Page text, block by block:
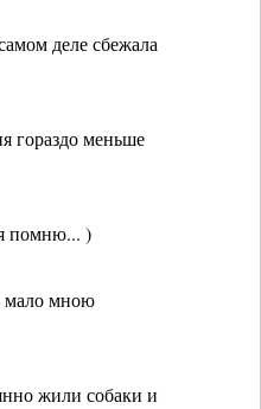
деле сбежала
гораздо меньше
помню... )
мало мною
жили собаки и